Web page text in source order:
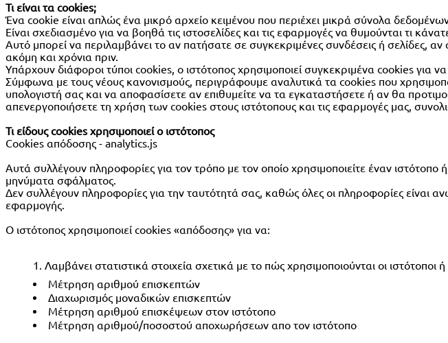
Τι είναι τα cookies;
Ένα cookie είναι απλώς ένα μικρό αρχείο κειμένου που περιέχει μικρά σύνολα
Είναι σχεδιασμένο για να βοηθά τις ιστοσελίδες και τις εφαρμογές να θυμούνται τι
Αυτό μπορεί να περιλαμβάνει το αν πατήσατε σε συγκεκριμένες συνδέσεις ή σελίδες,
ακόμη και χρόνια πριν.
Υπάρχουν διάφοροι τύποι cookies, ο ιστότοπος χρησιμοποιεί συγκεκριμένα cookies για
Σύμφωνα με τους νέους κανονισμούς, περιγράφουμε αναλυτικά τα cookies που
υπολογιστή σας και να αποφασίσετε αν επιθυμείτε να τα εγκαταστήσετε ή αν θα
απενεργοποιήσετε τη χρήση των cookies στους ιστότοπους και τις εφαρμογές μας,
Τι είδους cookies χρησιμοποιεί ο ιστότοπος
Cookies απόδοσης - analytics.js
Αυτά συλλέγουν πληροφορίες για τον τρόπο με τον οποίο χρησιμοποιείτε έναν
μηνύματα σφάλματος.
Δεν συλλέγουν πληροφορίες για την ταυτότητά σας, καθώς όλες οι πληροφορίες είναι
εφαρμογής.
Ο ιστότοπος χρησιμοποιεί cookies «απόδοσης» για να:
Λαμβάνει στατιστικά στοιχεία σχετικά με το πώς χρησιμοποιούνται οι ιστότοποι
Μέτρηση αριθμού επισκεπτών
Διαχωρισμός μοναδικών επισκεπτών
Μέτρηση αριθμού επισκέψεων στον ιστότοπο
Μέτρηση αριθμού/ποσοστού αποχωρήσεων απο τον ιστότοπο